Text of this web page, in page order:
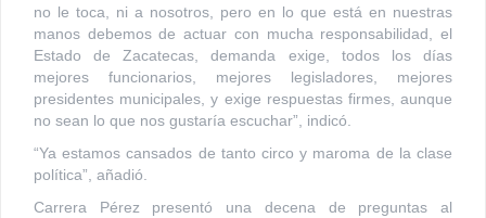
no le toca, ni a nosotros, pero en lo que está en nuestras
manos debemos de actuar con mucha responsabilidad, el
Estado de Zacatecas, demanda exige, todos los días
mejores funcionarios, mejores legisladores, mejores
presidentes municipales, y exige respuestas firmes, aunque
no sean lo que nos gustaría escuchar”, indicó.
“Ya estamos cansados de tanto circo y maroma de la clase
política”, añadió.
Carrera Pérez presentó una decena de preguntas al